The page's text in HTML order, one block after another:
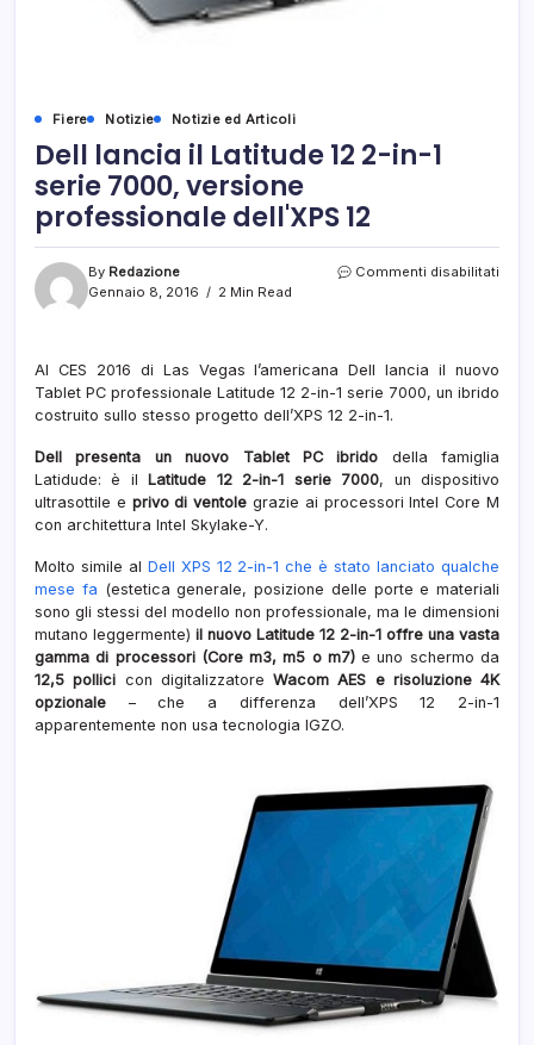
Fiere Notizie Notizie ed Articoli
Dell lancia il Latitude 12 2-in-1
serie 7000, versione
professionale dell'XPS 12
By Redazione
Gennaio 8, 2016
2 Min Read
Commenti disabilitati
Al CES 2016 di Las Vegas l’americana Dell lancia il nuovo
Tablet PC professionale Latitude 12 2-in-1 serie 7000, un ibrido
costruito sullo stesso progetto dell’XPS 12 2-in-1.
Dell presenta un nuovo Tablet PC ibrido della famiglia
Latidude: è il Latitude 12 2-in-1 serie 7000, un dispositivo
ultrasottile e privo di ventole grazie ai processori Intel Core M
con architettura Intel Skylake-Y.
Molto simile al Dell XPS 12 2-in-1 che è stato lanciato qualche
mese fa (estetica generale, posizione delle porte e materiali
sono gli stessi del modello non professionale, ma le dimensioni
mutano leggermente) il nuovo Latitude 12 2-in-1 offre una vasta
gamma di processori (Core m3, m5 o m7)e uno schermo da
12,5 pollici con digitalizzatore Wacom AES e risoluzione 4K
opzionale – che a differenza dell’XPS 12 2-in-1
apparentemente non usa tecnologia IGZO.